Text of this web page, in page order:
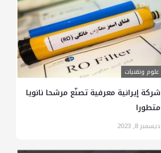
علوم وتقنيات
شركة إيرانية معرفية تصنّع مرشحا نانويا
متطورا
ديسمبر 8, 2023